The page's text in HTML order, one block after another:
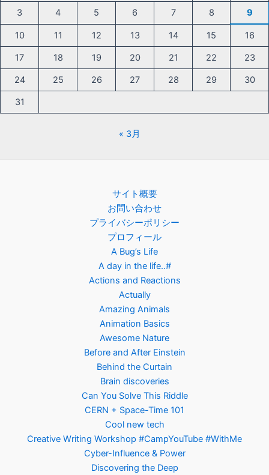
3 4 5 6 7 8 9
10 11 12 13 14 15 16
17 18 19 20 21 22 23
24 25 26 27 28 29 30
31
« 3月
サイト概要
お問い合わせ
プライバシーポリシー
プロフィール
A Bug’s Life
A day in the life..#
Actions and Reactions
Actually
Amazing Animals
Animation Basics
Awesome Nature
Before and After Einstein
Behind the Curtain
Brain discoveries
Can You Solve This Riddle
CERN + Space-Time 101
Cool new tech
Creative Writing Workshop #CampYouTube #WithMe
Cyber-Influence & Power
Discovering the Deep